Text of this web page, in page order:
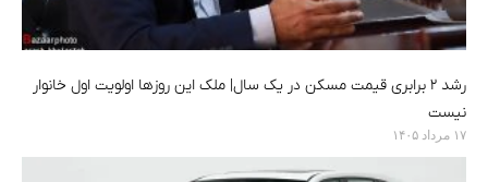
رشد ۲ برابری قیمت مسکن در یک سال| ملک این روزها اولویت اول خانوار
نیست
۱۷ مرداد ۱۴۰۵